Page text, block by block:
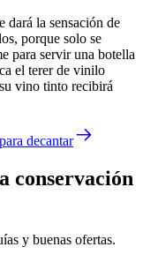
dará la sensación de
porque solo se
para servir una botella
el terer de vinilo
vino tinto recibirá
decantar
conservación
y buenas ofertas.